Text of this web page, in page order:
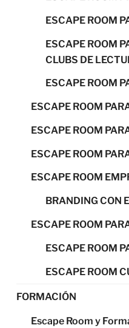
ESCAPE ROOM
ESCAPE ROOM
CLUBS DE
ESCAPE ROOM
ESCAPE ROOM
ESCAPE ROOM
ESCAPE ROOM
ESCAPE ROOM
BRANDING CON
ESCAPE ROOM
ESCAPE ROOM
ESCAPE ROOM
FORMACIÓN
Escape Room y